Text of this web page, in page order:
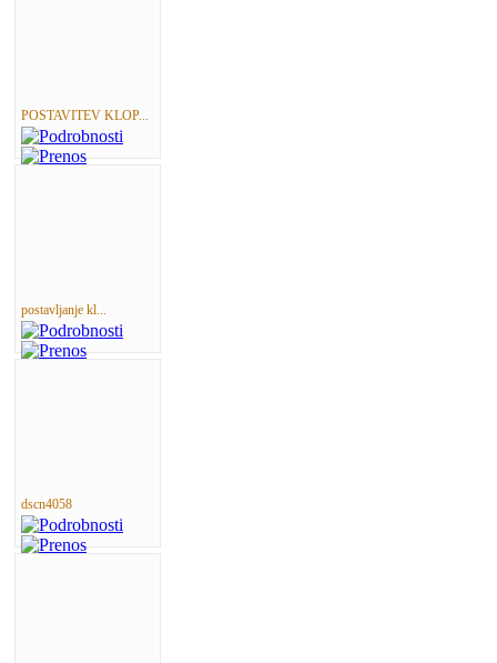
POSTAVITEV KLOP...
postavljanje kl...
dscn4058